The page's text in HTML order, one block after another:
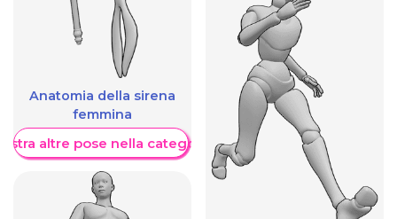
Anatomia della sirena
femmina
altre pose nella categoria